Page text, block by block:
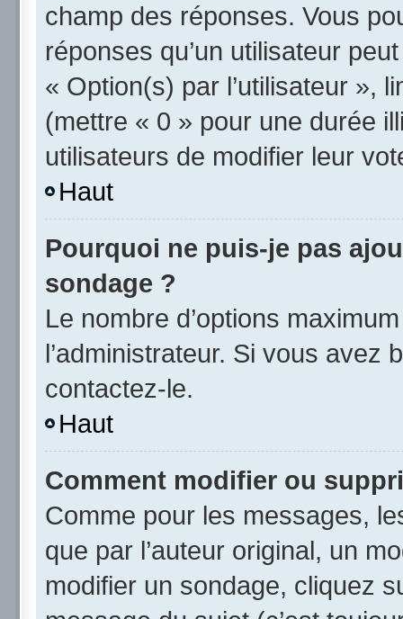
champ des réponses. Vous
réponses qu’un utilisateur
« Option(s) par l’utilisateur »,
(mettre « 0 » pour une durée
utilisateurs de modifier leur
Haut
Pourquoi ne puis-je pas
sondage ?
Le nombre d’options
l’administrateur. Si vous avez
contactez-le.
Haut
Comment modifier ou
Comme pour les messages,
que par l’auteur original, un
modifier un sondage, cliquez